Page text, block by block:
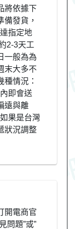
將依據下
備發貨，
指定地
2-3天工
一般為為
末大多不
情況：
即會送
遠與離
果是台灣
狀況調整
開電商官
問題”或”